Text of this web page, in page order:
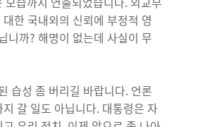
한 국내외의 신뢰에 부정적 영
니까? 해명이 없는데 사실이 무
습성 좀 버리길 바랍니다. 언론
갈 일도 아닙니다. 대통령은 자